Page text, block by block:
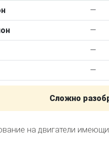
форсунок
—
—
—
—
Сложно
на двигатели